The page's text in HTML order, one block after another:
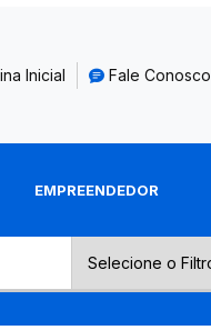
Inicial Fale Conosco
EMPREENDEDOR